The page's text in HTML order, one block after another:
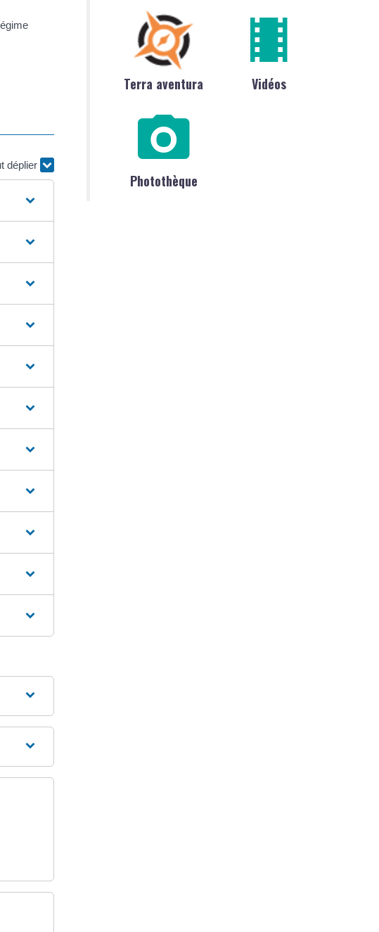
déplier
Terra aventura Vidéos
Photothèque